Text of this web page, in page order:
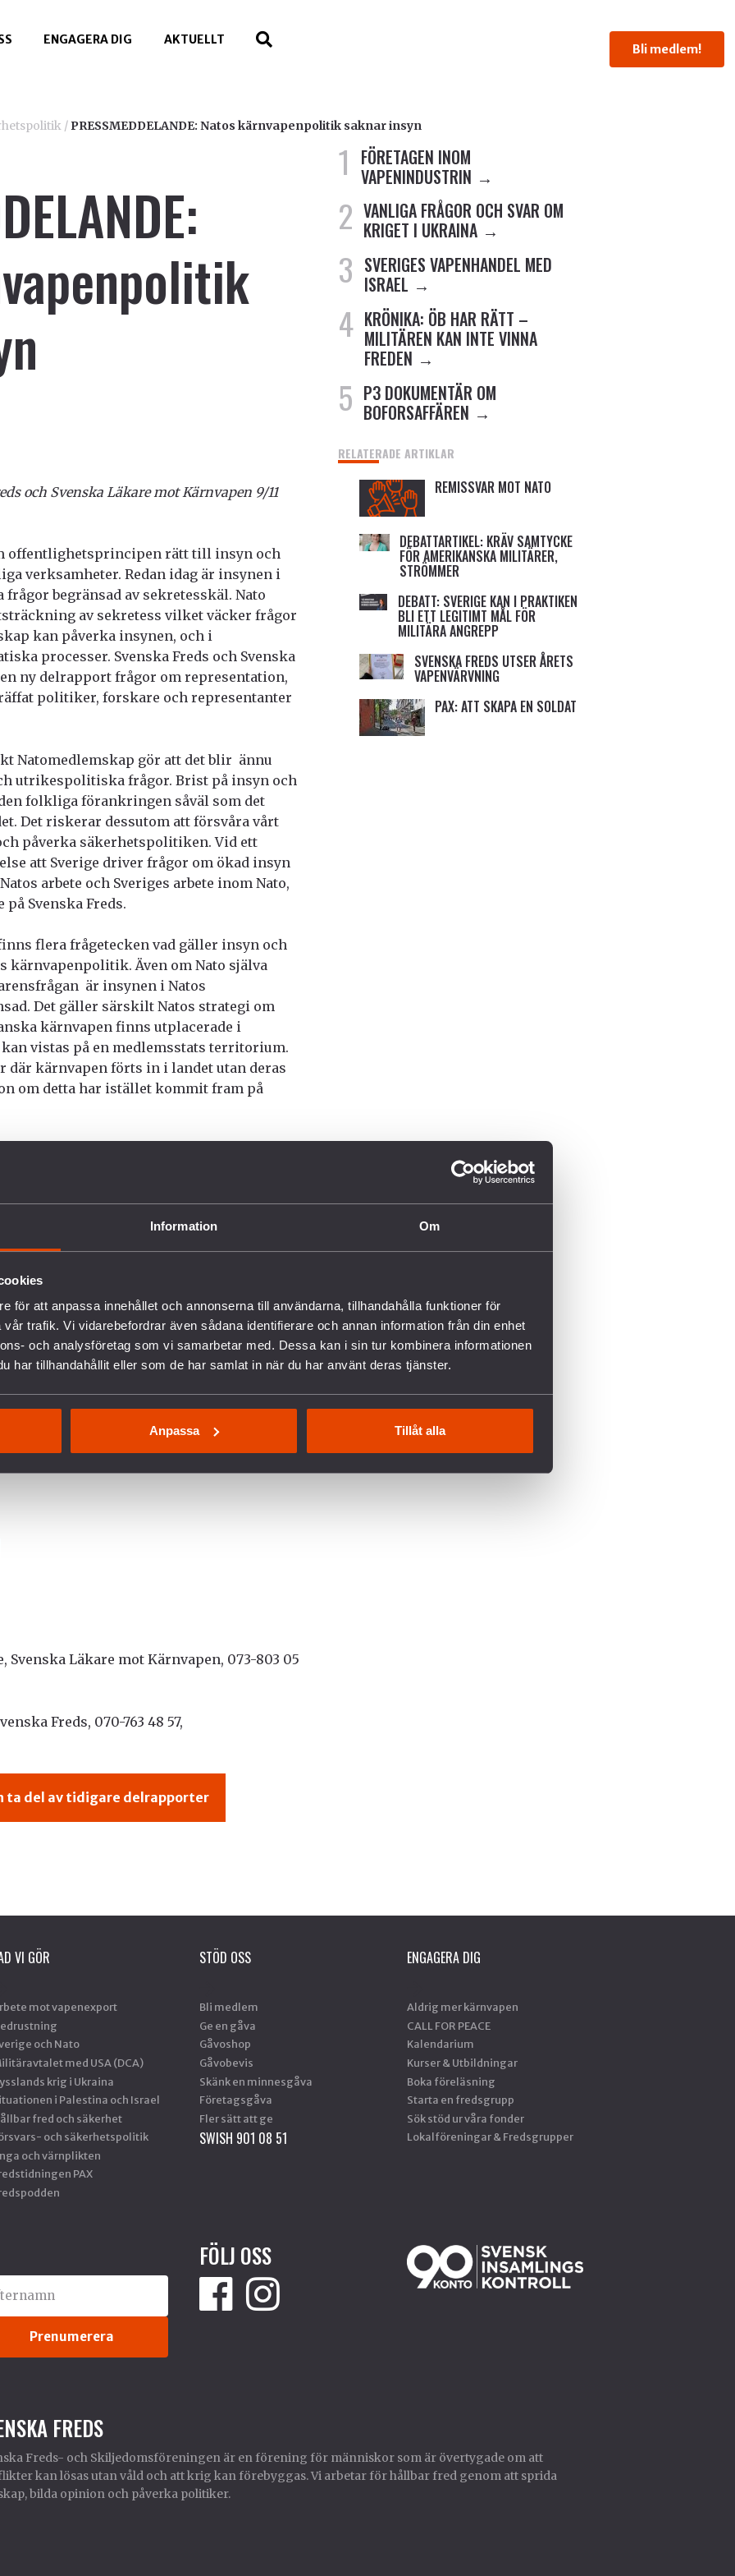
Information Om
för att anpassa innehållet och annonserna till användarna, tillhandahålla funktioner för
trafik. Vi vidarebefordrar även sådana identifierare och annan information från din enhet
och analysföretag som vi samarbetar med. Dessa kan i sin tur kombinera informationen
har tillhandahållit eller som de har samlat in när du har använt deras tjänster.
Anpassa Tillåt alla
ENGAGERA DIG AKTUELLT
Bli medlem!
/ PRESSMEDDELANDE: Natos kärnvapenpolitik saknar insyn
och Svenska Läkare mot Kärnvapen 9/11
offentlighetsprincipen rätt till insyn och
verksamheter. Redan idag är insynen i
begränsad av sekretesskäl. Nato
av sekretess vilket väcker frågor
kan påverka insynen, och i
processer. Svenska Freds och Svenska
ny delrapport frågor om representation,
politiker, forskare och representanter
Natomedlemskap gör att det blir ännu
utrikespolitiska frågor. Brist på insyn och
folkliga förankringen såväl som det
Det riskerar dessutom att försvåra vårt
påverka säkerhetspolitiken. Vid ett
att Sverige driver frågor om ökad insyn
arbete och Sveriges arbete inom Nato,
Svenska Freds.
flera frågetecken vad gäller insyn och
Även om Nato själva
är insynen i Natos
Det gäller särskilt Natos strategi om
kärnvapen finns utplacerade i
vistas på en medlemsstats territorium.
där kärnvapen förts in i landet utan deras
om detta har istället kommit fram på
kan utplaceras utan att medborgarna är
och med mot ett parlaments uttryckliga
och transparens. Vi menar att det
på svenskt territorium för att täppa
Burnett, ordförande på Svenska
rapport som utreder obesvarade frågor
med i Nato. Rapporten, som lanseras i sin
Freds och Svenska Läkare mot
Svenska Läkare mot Kärnvapen, 073-803 05
Freds, 070-763 48 57,
ta del av tidigare delrapporter
FÖRETAGEN INOM
VAPENINDUSTRIN
VANLIGA FRÅGOR OCH SVAR OM
KRIGET I UKRAINA
SVERIGES VAPENHANDEL MED
ISRAEL
KRÖNIKA: ÖB HAR RÄTT –
MILITÄREN KAN INTE VINNA
FREDEN
P3 DOKUMENTÄR OM
BOFORSAFFÄREN
RELATERADE ARTIKLAR
REMISSVAR MOT NATO
DEBATTARTIKEL: KRÄV SAMTYCKE
FÖR AMERIKANSKA MILITÄRER,
STRÖMMER
DEBATT: SVERIGE KAN I PRAKTIKEN
BLI ETT LEGITIMT MÅL FÖR
MILITÄRA ANGREPP
SVENSKA FREDS UTSER ÅRETS
VAPENVÄRVNING
PAX: ATT SKAPA EN SOLDAT
VI GÖR
mot vapenexport
och Nato
med USA (DCA)
krig i Ukraina
i Palestina och Israel
fred och säkerhet
och säkerhetspolitik
och värnplikten
PAX
STÖD OSS
Bli medlem
Ge en gåva
Gåvoshop
Gåvobevis
Skänk en minnesgåva
Företagsgåva
Fler sätt att ge
SWISH 901 08 51
ENGAGERA DIG
Aldrig mer kärnvapen
CALL FOR PEACE
Kalendarium
Kurser & Utbildningar
Boka föreläsning
Starta en fredsgrupp
Sök stöd ur våra fonder
Lokalföreningar & Fredsgrupper
FÖLJ OSS
FREDS
Freds- och Skiljedomsföreningen är en förening för människor som är övertygade om att
kan lösas utan våld och att krig kan förebyggas. Vi arbetar för hållbar fred genom att sprida
bilda opinion och påverka politiker.